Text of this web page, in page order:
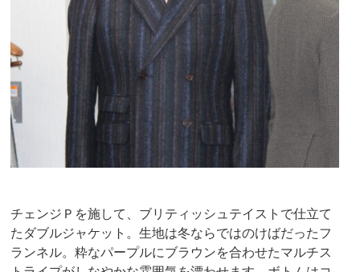
チェンジＰを施して、ブリティッシュテイストで仕立て
たダブルジャケット。生地は冬ならではのけばだったフ
ランネル。粋なパープルにブラウンを合わせたマルチス